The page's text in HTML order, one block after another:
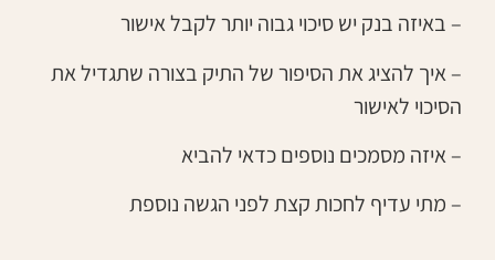
– באיזה בנק יש סיכוי גבוה יותר לקבל אישור
– איך להציג את הסיפור של התיק בצורה שתגדיל את
הסיכוי לאישור
– איזה מסמכים נוספים כדאי להביא
– מתי עדיף לחכות קצת לפני הגשה נוספת